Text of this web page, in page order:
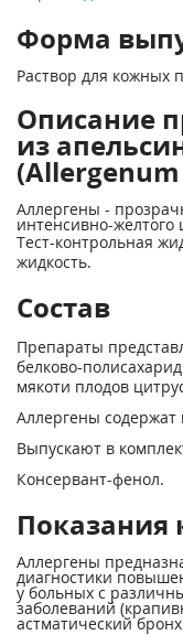
Форма
Раствор для кожных
Описание
из
Аллергены -
интенсивно-желтого
Тест-контрольная
жидкость.
Состав
Препараты
белково-
мякоти плодов
Аллергены содержат
Выпускают в
Консервант-фенол.
Аллергены
диагностики
у больных с
заболеваний
астматический